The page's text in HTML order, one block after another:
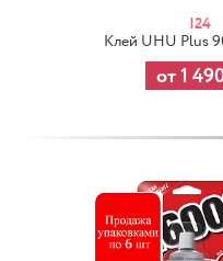
I24
Клей UHU Plus
от 1